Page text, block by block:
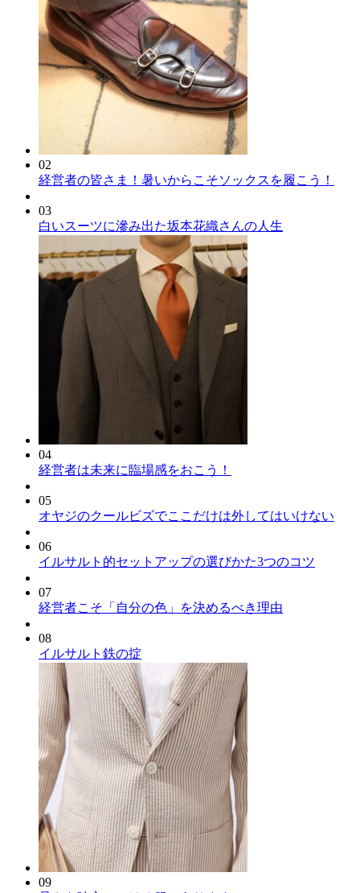
02
経営者の皆さま！暑いからこそソックスを履こう！
03
白いスーツに滲み出た坂本花織さんの人生
04
経営者は未来に臨場感をおこう！
05
オヤジのクールビズでここだけは外してはいけない
06
イルサルト的セットアップの選びかた3つのコツ
07
経営者こそ「自分の色」を決めるべき理由
08
イルサルト鉄の掟
09